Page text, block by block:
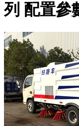
列 配置參